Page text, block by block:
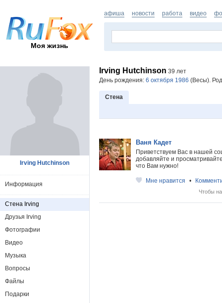
Моя жизнь
афиша новости работа видео
Irving Hutchinson 39 лет
День рождения: 6 октября 1986 (Весы).
Стена
Ваня Кадет
Приветствуем Вас в нашей
добавляйте и
что Вам нужно!
Мне нравится •
Чтобы
Irving Hutchinson
Информация
Стена Irving
Друзья Irving
Фотографии
Видео
Музыка
Вопросы
Файлы
Подарки